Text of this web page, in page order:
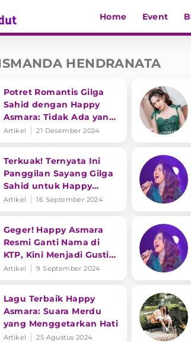
Home Event
HENDRANATA
Potret Romantis Gilga
Sahid dengan Happy
Asmara: Tidak Ada yang
Lebih Indah dari Kamu
Artikel 21 Desember 2024
Terkuak! Ternyata Ini
Panggilan Sayang Gilga
Sahid untuk Happy
Asmara
Artikel 16 September 2024
Geger! Happy Asmara
Resmi Ganti Nama di
KTP, Kini Menjadi Gusti
Raden Ayu Bethari
Artikel 9 September 2024
Lagu Terbaik Happy
Asmara: Suara Merdu
yang Menggetarkan Hati
Artikel 25 Agustus 2024